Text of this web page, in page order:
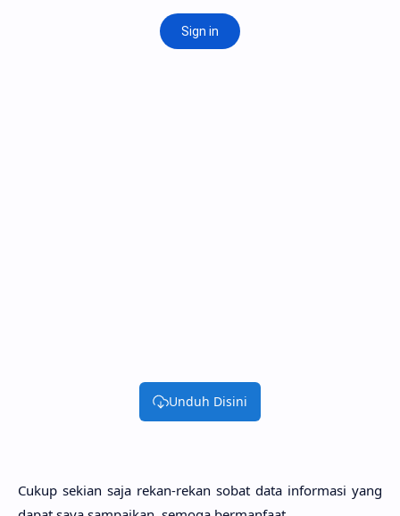
Unduh Disini
Cukup sekian saja rekan-rekan sobat data informasi yang